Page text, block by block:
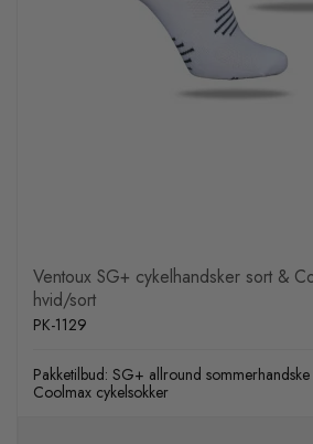
Ventoux SG+ cykelhandsker sort &
hvid/sort
PK-1129
Pakketilbud: SG+ allround
Coolmax cykelsokker